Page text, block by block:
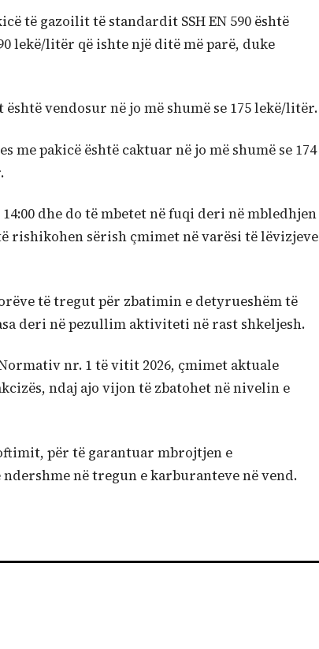
të gazoilit të standardit SSH EN 590 është
lekë/litër që ishte një ditë më parë, duke
vendosur në jo më shumë se 175 lekë/litër.
me pakicë është caktuar në jo më shumë se 174
dhe do të mbetet në fuqi deri në mbledhjen
rishikohen sërish çmimet në varësi të lëvizjeve
të tregut për zbatimin e detyrueshëm të
deri në pezullim aktiviteti në rast shkeljesh.
nr. 1 të vitit 2026, çmimet aktuale
ndaj ajo vijon të zbatohet në nivelin e
për të garantuar mbrojtjen e
në tregun e karburanteve në vend.